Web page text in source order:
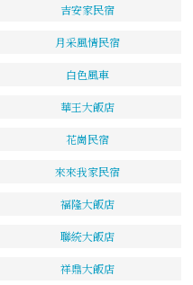
吉安家民宿
月采風情民宿
白色風車
華王大飯店
花崗民宿
來來我家民宿
福隆大飯店
聯統大飯店
祥鼎大飯店